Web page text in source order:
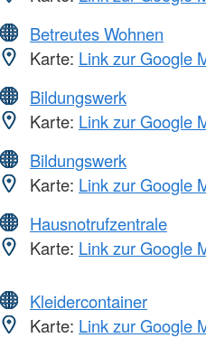
Betreutes Wohnen
Karte: Link zur Google
Bildungswerk
Karte: Link zur Google
Bildungswerk
Karte: Link zur Google
Hausnotrufzentrale
Karte: Link zur Google
Kleidercontainer
Karte: Link zur Google